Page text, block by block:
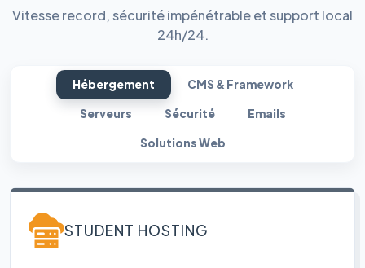
Vitesse record, sécurité impénétrable et support local
24h/24.
Hébergement CMS & Framework
Serveurs Sécurité Emails
Solutions Web
STUDENT HOSTING